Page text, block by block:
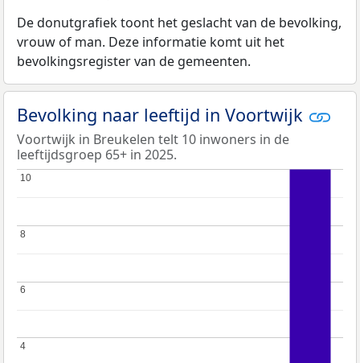
De donutgrafiek toont het geslacht van de bevolking,
vrouw of man. Deze informatie komt uit het
bevolkingsregister van de gemeenten.
Bevolking naar leeftijd in Voortwijk
Voortwijk in Breukelen telt 10 inwoners in de
leeftijdsgroep 65+ in 2025.
4
4
6
6
8
8
10
10